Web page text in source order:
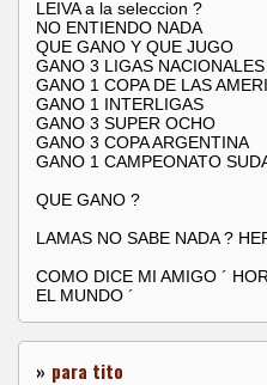
LEIVA a la seleccion ?
NO ENTIENDO NADA
QUE GANO Y QUE JUGO
GANO 3 LIGAS NACIONALES
GANO 1 COPA DE LAS
GANO 1 INTERLIGAS
GANO 3 SUPER OCHO
GANO 3 COPA ARGENTINA
GANO 1 CAMPEONATO
QUE GANO ?
LAMAS NO SABE NADA ?
COMO DICE MI AMIGO ´
EL MUNDO ´
» para tito